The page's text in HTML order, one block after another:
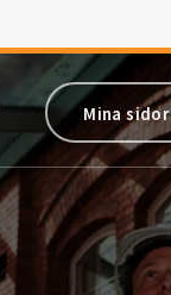
Mina sidor